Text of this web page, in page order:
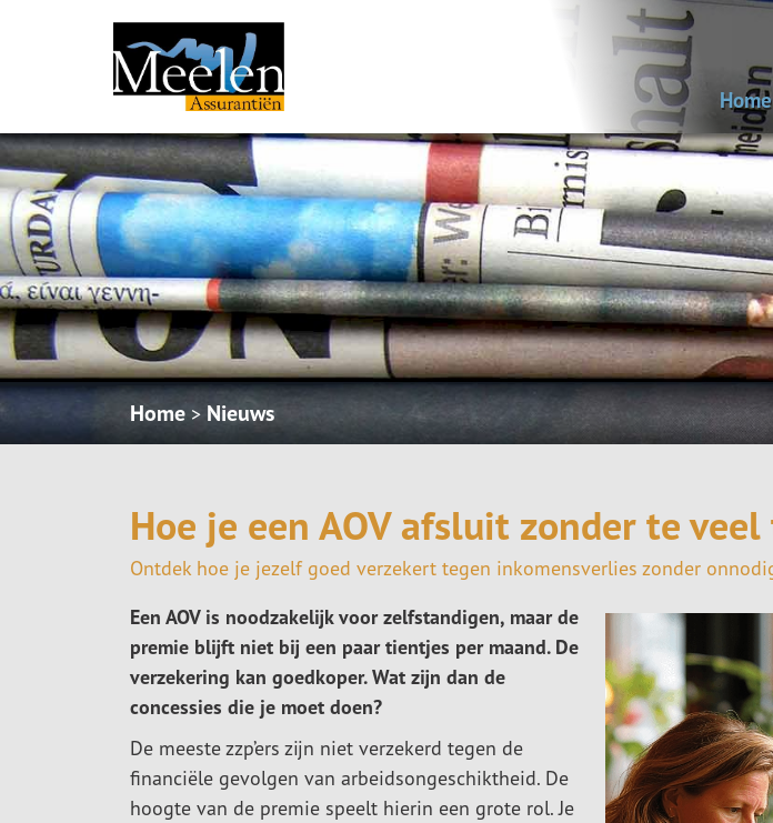
Home
Home > Nieuws
Hoe je een AOV afsluit zonder te
Ontdek hoe je jezelf goed verzekert tegen inkomensverlies zonder
Een AOV is noodzakelijk voor zelfstandigen, maar de
premie blijft niet bij een paar tientjes per maand. De
verzekering kan goedkoper. Wat zijn dan de
concessies die je moet doen?
De meeste zzp’ers zijn niet verzekerd tegen de
financiële gevolgen van arbeidsongeschiktheid. De
hoogte van de premie speelt hierin een grote rol. Je